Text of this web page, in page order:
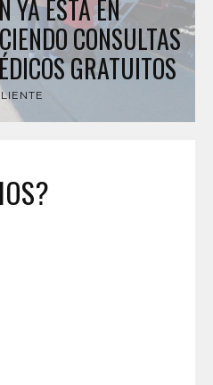
YA ESTÁ EN
CONSULTAS
GRATUITOS